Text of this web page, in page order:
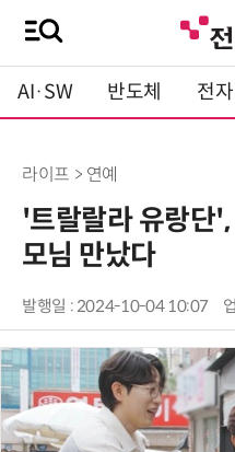
AI·SW 반도체 전자
라이프 > 연예
'트랄랄라 유랑단
모님 만났다
발행일 : 2024-10-04 10:07